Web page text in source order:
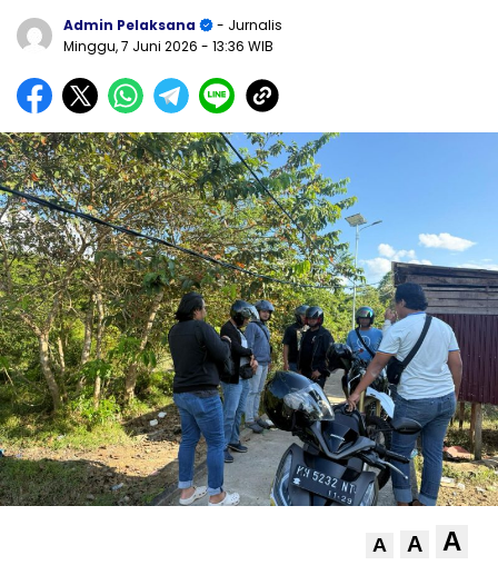
Admin Pelaksana
- Jurnalis
Minggu, 7 Juni 2026 - 13:36 WIB
A A A